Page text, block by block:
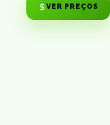
VER PREÇOS